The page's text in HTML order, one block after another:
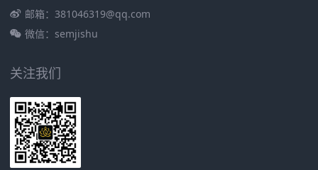
邮箱：381046319@qq.com
微信：semjishu
关注我们